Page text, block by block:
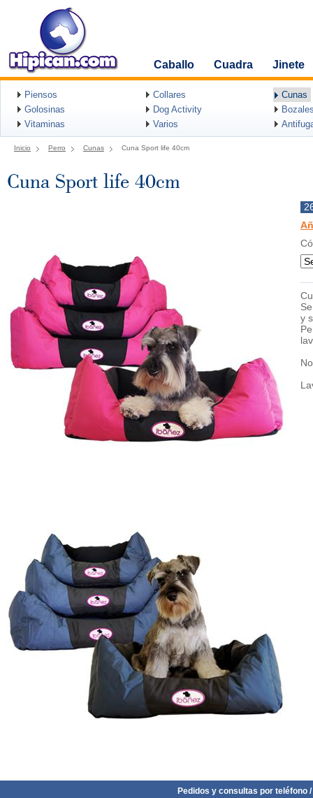
Caballo Cuadra Jinete
Piensos Collares
Cunas
Golosinas
Dog Activity
Vitaminas
Varios
Inicio Perro Cunas Cuna Sport life 40cm
Cuna Sport life 40cm
y
Pedidos y consultas por teléfono